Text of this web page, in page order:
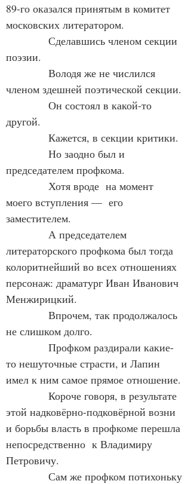
89-го оказался принятым в комитет
московских литератором.
Сделавшись членом секции
поэзии.
Володя же не числился
членом здешней поэтической секции.
Он состоял в какой-то
другой.
Кажется, в секции критики.
Но заодно был и
председателем профкома.
Хотя вроде  на момент
моего вступления —  его
заместителем.
А председателем
литераторского профкома был тогда
колоритнейший во всех отношениях
персонаж: драматург Иван Иванович
Менжирицкий.
Впрочем, так продолжалось
не слишком долго.
Профком раздирали какие-
то нешуточные страсти, и Лапин
имел к ним самое прямое отношение.
Короче говоря, в результате
этой надковёрно-подковёрной возни
и борьбы власть в профкоме перешла
непосредственно  к Владимиру
Петровичу.
Сам же профком потихоньку